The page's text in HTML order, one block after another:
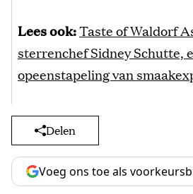
Lees ook:Taste of Waldorf
sterrenchef Sidney Schutte,
opeenstapeling van
Delen
Voeg ons toe als